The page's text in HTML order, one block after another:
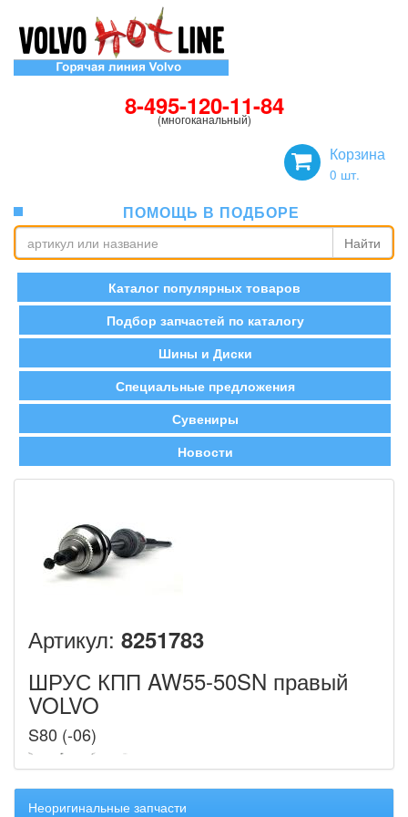
8-495-120-11-84
(многоканальный)
Корзина
0 шт.
ПОМОЩЬ В ПОДБОРЕ
Найти
Каталог популярных товаров
Подбор запчастей по каталогу
Шины и Диски
Специальные предложения
Сувениры
Новости
Артикул: 8251783
ШРУС КПП AW55-50SN правый
VOLVO
S80 (-06)
Неоригинальные запчасти